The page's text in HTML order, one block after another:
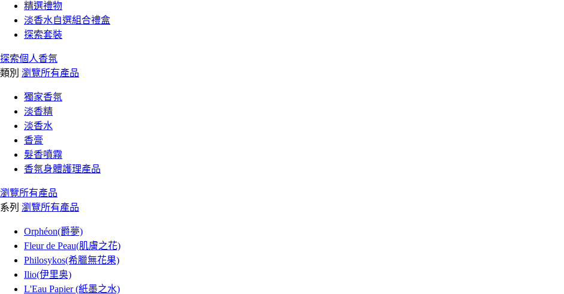
精選禮物
淡香水自選組合禮盒
探索套裝
探索個人香氛
類別 瀏覽所有產品
獨家香氛
淡香精
淡香水
香膏
髮香噴霧
香氛身體護理產品
瀏覽所有產品
系列 瀏覽所有產品
Orphéon(爵夢)
Fleur de Peau(肌膚之花)
Philosykos(希臘無花果)
Ilio(伊里奥)
L'Eau Papier (紙墨之水)